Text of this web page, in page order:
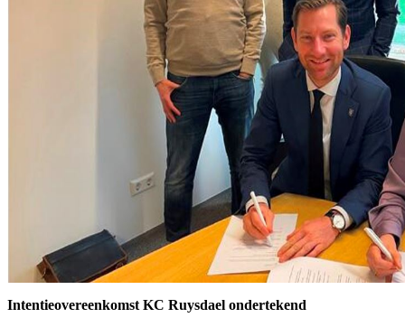
Intentieovereenkomst KC Ruysdael ondertekend